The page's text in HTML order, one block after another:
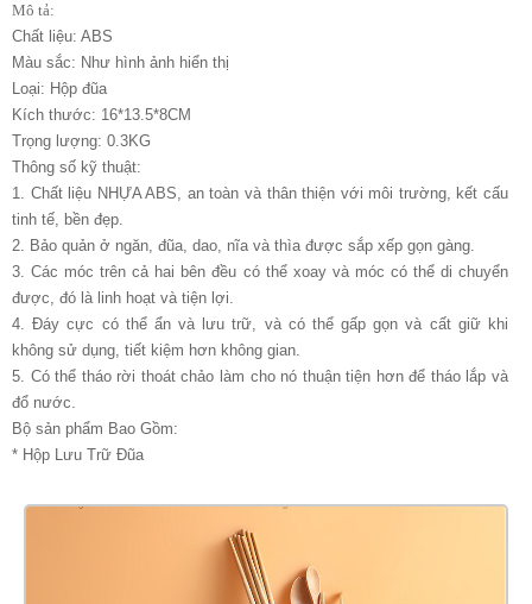
Mô tả:
Chất liệu: ABS
Màu sắc: Như hình ảnh hiển thị
Loại: Hộp đũa
Kích thước: 16*13.5*8CM
Trọng lượng: 0.3KG
Thông số kỹ thuật:
1. Chất liệu NHỰA ABS, an toàn và thân thiện với môi trường, kết cấu
tinh tế, bền đẹp.
2. Bảo quản ở ngăn, đũa, dao, nĩa và thìa được sắp xếp gọn gàng.
3. Các móc trên cả hai bên đều có thể xoay và móc có thể di chuyển
được, đó là linh hoạt và tiện lợi.
4. Đáy cực có thể ẩn và lưu trữ, và có thể gấp gọn và cất giữ khi
không sử dụng, tiết kiệm hơn không gian.
5. Có thể tháo rời thoát chảo làm cho nó thuận tiện hơn để tháo lắp và
đổ nước.
Bộ sản phẩm Bao Gồm:
* Hộp Lưu Trữ Đũa